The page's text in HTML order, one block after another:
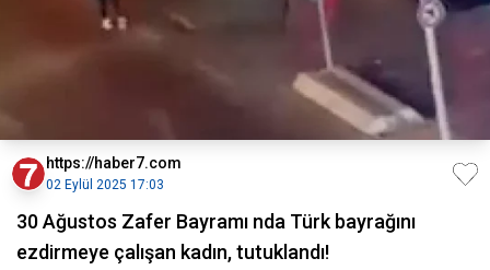
https://haber7.com
02 Eylül 2025 17:03
30 Ağustos Zafer Bayramı nda Türk bayrağını
ezdirmeye çalışan kadın, tutuklandı!